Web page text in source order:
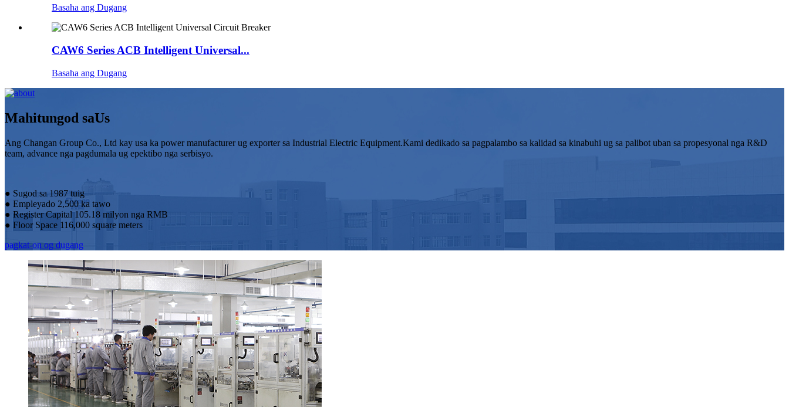
Basaha ang Dugang
CAW6 Series ACB Intelligent Universal...
Basaha ang Dugang
Mahitungod saUs
Ang Changan Group Co., Ltd kay usa ka power manufacturer ug exporter sa Industrial Electric Equipment.Kami dedikado sa pagpalambo sa kalidad sa kinabuhi ug sa palibot uban sa propesyonal nga R&D
team, advance nga pagdumala ug epektibo nga serbisyo.
● Sugod sa 1987 tuig
● Empleyado 2,500 ka tawo
● Register Capital 105.18 milyon nga RMB
● Floor Space 116,000 square meters
pagkat-on og dugang